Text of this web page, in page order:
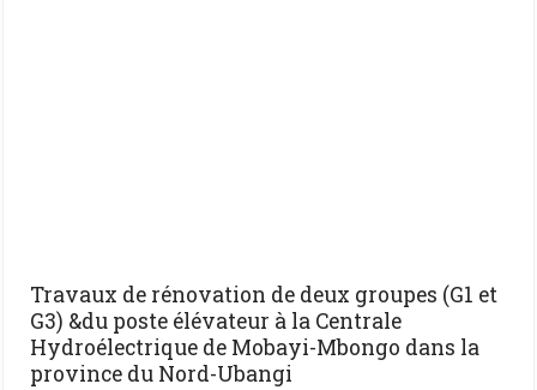
Travaux de rénovation de deux groupes (G1 et
G3) &du poste élévateur à la Centrale
Hydroélectrique de Mobayi-Mbongo dans la
province du Nord-Ubangi